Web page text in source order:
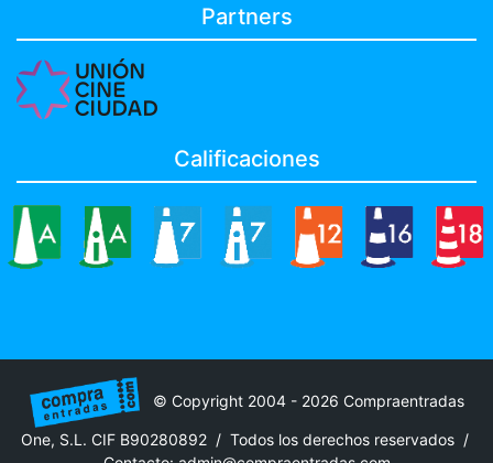
Partners
Calificaciones
© Copyright 2004 - 2026 Compraentradas
One, S.L. CIF B90280892 / Todos los derechos reservados /